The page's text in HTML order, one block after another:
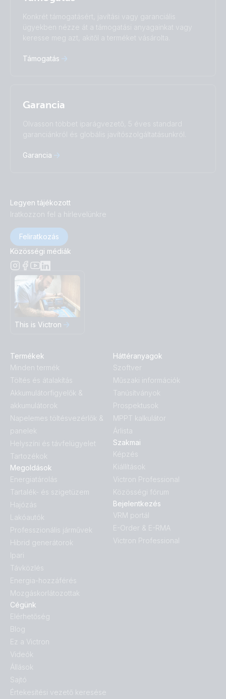
Русский
Українська
中國人
Konkrét támogatásért, javítási vagy garanciális
ügyekben nézze át a támogatási anyagainkat vagy
keresse meg azt, akitől a terméket vásárolta.
Támogatás
Garancia
Olvasson többet iparágvezető, 5 éves standard
garanciánkról és globális javítószolgáltatásunkról.
Garancia
Legyen tájékozott
Iratkozzon fel a hírlevelünkre
Feliratkozás
Közösségi médiák
This is Victron
Termékek
Minden termék
Töltés és átalakítás
Akkumulátorfigyelők &
akkumulátorok
Napelemes töltésvezérlők &
panelek
Helyszíni és távfelügyelet
Tartozékok
Megoldások
Energiatárolás
Tartalék- és szigetüzem
Hajózás
Lakóautók
Professzionális járművek
Hibrid generátorok
Ipari
Távközlés
Energia-hozzáférés
Mozgáskorlátozottak
Cégünk
Elérhetőség
Blog
Ez a Victron
Videók
Állások
Sajtó
Értekesítési vezető keresése
Háttéranyagok
Szoftver
Műszaki információk
Tanúsítványok
Prospektusok
MPPT kalkulátor
Árlista
Szakmai
Képzés
Kiállítások
Victron Professional
Közösségi fórum
Bejelentkezés
VRM portál
E-Order & E-RMA
Victron Professional